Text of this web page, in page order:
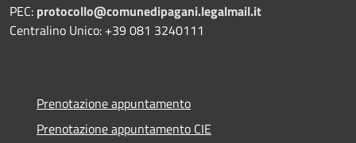
PEC: protocollo@comunedipagani.legalmail.it
Centralino Unico: +39 081 3240111
Prenotazione appuntamento
Prenotazione appuntamento CIE